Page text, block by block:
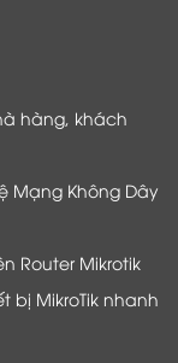
hàng, khách
Mạng Không Dây
Router Mikrotik
MikroTik nhanh